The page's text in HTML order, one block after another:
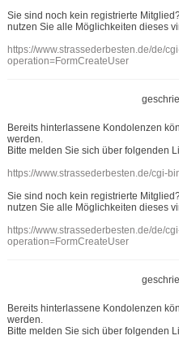
Sie sind noch kein registrierte
nutzen Sie alle Möglichkeiten dieses
https://www.strassederbesten.de/de/
operation=FormCreateUser
Bereits hinterlassene Kondolenzen
werden.
Bitte melden Sie sich über folgenden
https://www.strassederbesten.de/cgi-
Sie sind noch kein registrierte
nutzen Sie alle Möglichkeiten dieses
https://www.strassederbesten.de/de/
operation=FormCreateUser
Bereits hinterlassene Kondolenzen
werden.
Bitte melden Sie sich über folgenden